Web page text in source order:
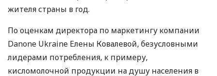
жителя страны в год.
По оценкам директора по маркетингу компании
Danone Ukraine Елены Ковалевой, безусловными
лидерами потребления, к примеру,
кисломолочной продукции на душу населения в